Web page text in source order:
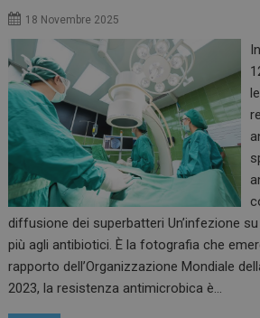
18 Novembre 2025
diffusione dei superbatteri Un’infezione
più agli antibiotici. È la fotografia che
rapporto dell’Organizzazione Mondiale
2023, la resistenza antimicrobica è…
_ga_3T7HJWX8D0
_ga